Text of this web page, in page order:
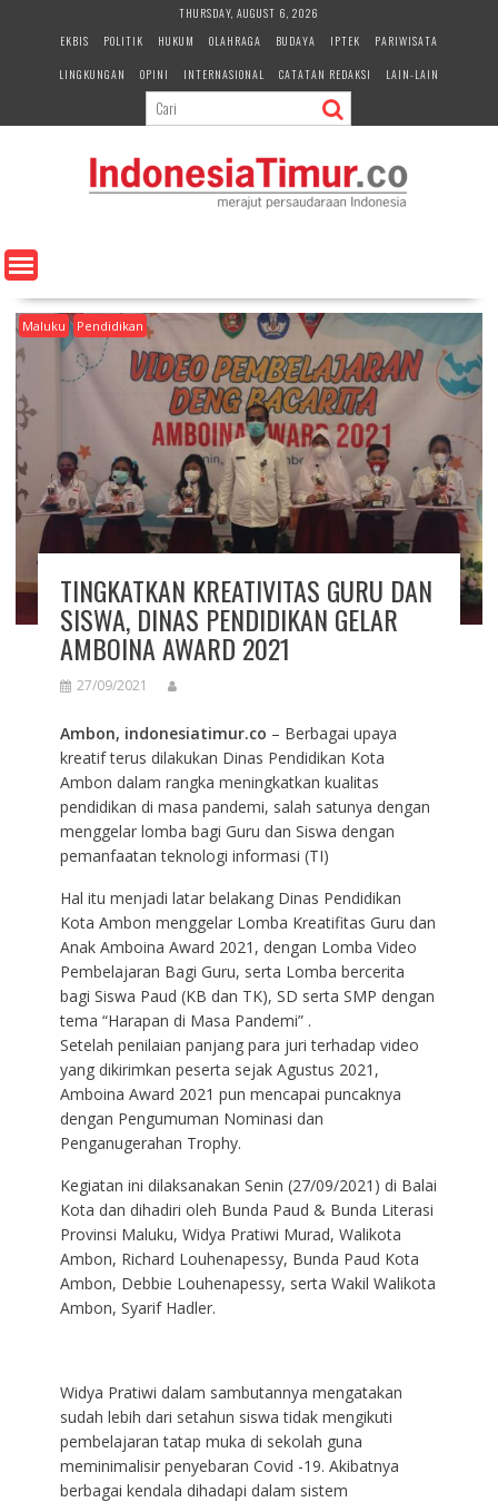
e
n
THURSDAY, AUGUST 6, 2026
EKBIS
POLITIK HUKUM OLAHRAGA BUDAYA IPTEK
PARIWISATA
LINGKUNGAN
OPINI INTERNASIONAL CATATAN REDAKSI LAIN-LAIN
Maluku Pendidikan
TINGKATKAN KREATIVITAS GURU DAN
SISWA, DINAS PENDIDIKAN GELAR
AMBOINA AWARD 2021
27/09/2021
Ambon, indonesiatimur.co – Berbagai upaya
kreatif terus dilakukan Dinas Pendidikan Kota
Ambon dalam rangka meningkatkan kualitas
pendidikan di masa pandemi, salah satunya dengan
menggelar lomba bagi Guru dan Siswa dengan
pemanfaatan teknologi informasi (TI)
Hal itu menjadi latar belakang Dinas Pendidikan
Kota Ambon menggelar Lomba Kreatifitas Guru dan
Anak Amboina Award 2021, dengan Lomba Video
Pembelajaran Bagi Guru, serta Lomba bercerita
bagi Siswa Paud (KB dan TK), SD serta SMP dengan
tema “Harapan di Masa Pandemi” .
Setelah penilaian panjang para juri terhadap video
yang dikirimkan peserta sejak Agustus 2021,
Amboina Award 2021 pun mencapai puncaknya
dengan Pengumuman Nominasi dan
Penganugerahan Trophy.
Kegiatan ini dilaksanakan Senin (27/09/2021) di Balai
Kota dan dihadiri oleh Bunda Paud & Bunda Literasi
Provinsi Maluku, Widya Pratiwi Murad, Walikota
Ambon, Richard Louhenapessy, Bunda Paud Kota
Ambon, Debbie Louhenapessy, serta Wakil Walikota
Ambon, Syarif Hadler.
Widya Pratiwi dalam sambutannya mengatakan
sudah lebih dari setahun siswa tidak mengikuti
pembelajaran tatap muka di sekolah guna
meminimalisir penyebaran Covid -19. Akibatnya
berbagai kendala dihadapi dalam sistem